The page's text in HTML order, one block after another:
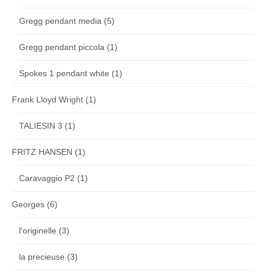
Gregg pendant media (5)
Gregg pendant piccola (1)
Spokes 1 pendant white (1)
Frank Lloyd Wright (1)
TALIESIN 3 (1)
FRITZ HANSEN (1)
Caravaggio P2 (1)
Georges (6)
l'originelle (3)
la precieuse (3)